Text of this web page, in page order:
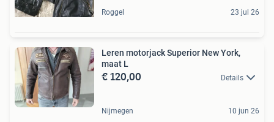
Roggel 23 jul 26
Leren motorjack Superior New York,
maat L
€ 120,00 Details
Nijmegen 10 jun 26